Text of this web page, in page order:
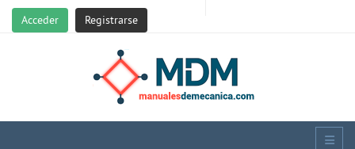
Acceder Registrarse